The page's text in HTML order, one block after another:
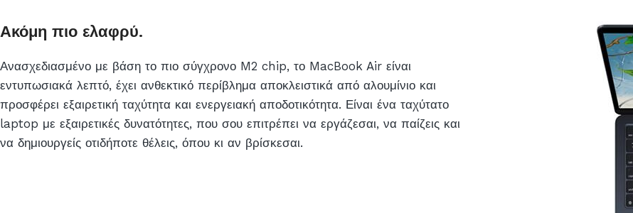
Ακόμη πιο ελαφρύ.
Ανασχεδιασμένο με βάση το πιο σύγχρονο M2 chip, το MacBook Air είναι
εντυπωσιακά λεπτό, έχει ανθεκτικό περίβλημα αποκλειστικά από αλουμίνιο και
προσφέρει εξαιρετική ταχύτητα και ενεργειακή αποδοτικότητα. Είναι ένα ταχύτατο
laptop με εξαιρετικές δυνατότητες, που σου επιτρέπει να εργάζεσαι, να παίζεις και
να δημιουργείς οτιδήποτε θέλεις, όπου κι αν βρίσκεσαι.